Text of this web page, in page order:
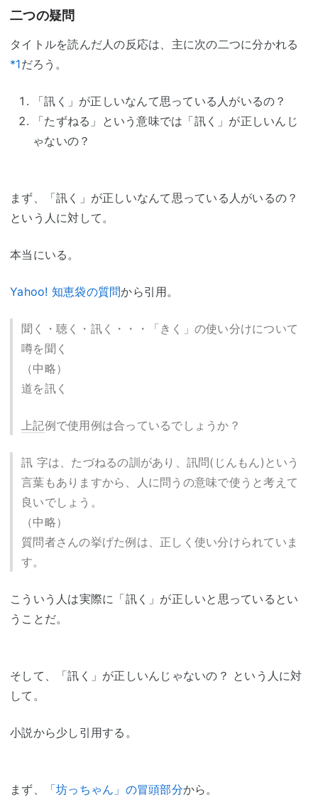
二つの疑問
タイトルを読んだ人の反応は、主に次の二つに分かれる
*1だろう。
「訊く」が正しいなんて思っている人がいるの？
「たずねる」という意味では「訊く」が正しいんじ
ゃないの？
まず、「訊く」が正しいなんて思っている人がいるの？
という人に対して。
本当にいる。
Yahoo! 知恵袋の質問から引用。
聞く・聴く・訊く・・・「きく」の使い分けについて
噂を聞く
（中略）
道を訊く
上記例で使用例は合っているでしょうか？
訊 字は、たづねるの訓があり、訊問(じんもん)という
言葉もありますから、人に問うの意味で使うと考えて
良いでしょう。
（中略）
質問者さんの挙げた例は、正しく使い分けられていま
す。
こういう人は実際に「訊く」が正しいと思っているとい
うことだ。
そして、「訊く」が正しいんじゃないの？ という人に対
して。
小説から少し引用する。
まず、 「坊っちゃん」の冒頭部分から。